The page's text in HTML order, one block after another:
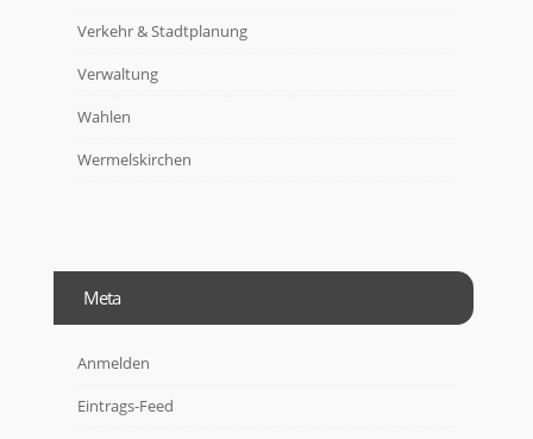
Verkehr & Stadtplanung
Verwaltung
Wahlen
Wermelskirchen
Meta
Anmelden
Eintrags-Feed